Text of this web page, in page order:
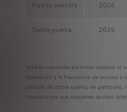
Puerta sencilla
2026
Doble puerta 2025
Ambas opciones permiten adaptar el
operación y la frecuencia de acceso a
versión de doble puerta, en particular,
operaciones que requieren acceso